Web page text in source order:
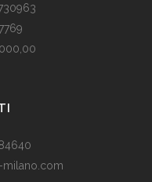
av oss ty til billige